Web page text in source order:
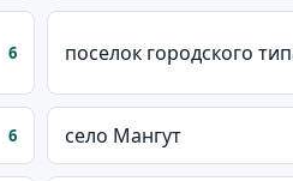
6 поселок городского
6 село Мангут